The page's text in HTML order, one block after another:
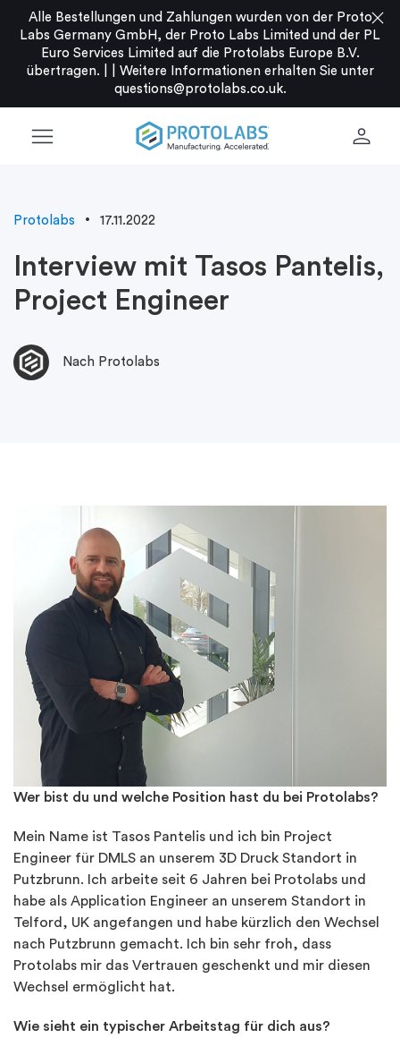
Alle Bestellungen und Zahlungen wurden von der Proto
Labs Germany GmbH, der Proto Labs Limited und der PL
Euro Services Limited auf die Protolabs Europe B.V.
übertragen. |
Weitere Informationen erhalten Sie unter
questions@protolabs.co.uk.
close
menu person
Protolabs 17.11.2022
Interview mit Tasos Pantelis,
Project Engineer
Nach Protolabs
Wer bist du und welche Position hast du bei Protolabs?
Mein Name ist Tasos Pantelis und ich bin Project
Engineer für DMLS an unserem 3D Druck Standort in
Putzbrunn. Ich arbeite seit 6 Jahren bei Protolabs und
habe als Application Engineer an unserem Standort in
Telford, UK angefangen und habe kürzlich den Wechsel
nach Putzbrunn gemacht. Ich bin sehr froh, dass
Protolabs mir das Vertrauen geschenkt und mir diesen
Wechsel ermöglicht hat.
Wie sieht ein typischer Arbeitstag für dich aus?